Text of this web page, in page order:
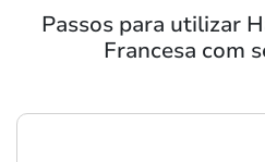
Passos para utilizar
Francesa com